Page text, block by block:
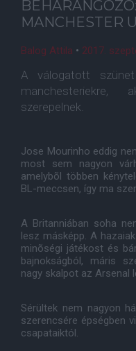
MANCHESTER
Balog Attila • 2017.
A válogatott
szerepelnek.
Jose Mourinho eddig
most sem nagyon
amelybõl többen
BL-meccsen, így ma
A Britanniában soha
lesz másképp. A
minõségi játékost és
bajnokságból, máris
nagy skalpot az Arsenal
Sérültek nem nagyon
szerencsére épségben
csapataiktól.